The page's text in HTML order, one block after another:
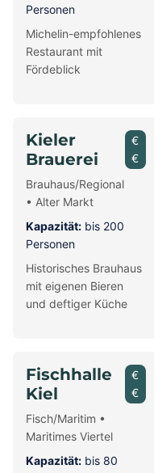
Personen
Michelin-empfohlenes
Restaurant mit
Fördeblick
Kieler
Brauerei
Brauhaus/Regional
• Alter Markt
€
€
Kapazität: bis 200
Personen
Historisches Brauhaus
mit eigenen Bieren
und deftiger Küche
Fischhalle
Kiel
Fisch/Maritim •
Maritimes Viertel
€
€
Kapazität: bis 80